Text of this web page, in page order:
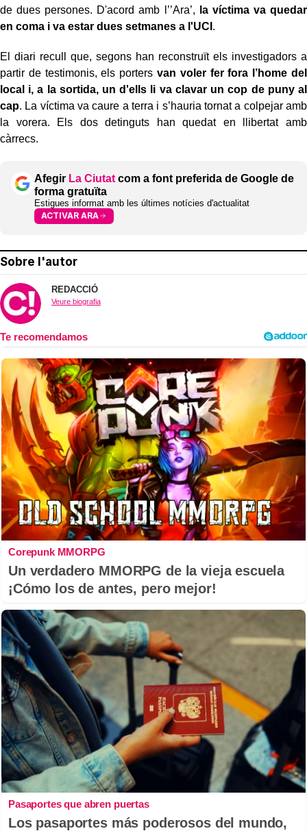
de dues persones. D'acord amb l’’Ara’,
la víctima va quedar
en coma i va estar dues setmanes a l'UCI .
El diari recull que, segons han reconstruït els investigadors a
partir de testimonis, els porters van voler fer fora l’home del
local i, a la sortida, un d'ells li va clavar un cop de puny al
cap. La víctima va caure a terra i s’hauria tornat a colpejar amb
la vorera. Els dos detinguts han quedat en llibertat amb
càrrecs.
Afegir La Ciutat com a font preferida de Google de
forma gratuïta
Estigues informat amb les últimes notícies d'actualitat
ACTIVAR ARA
Sobre l'autor
REDACCIÓ
Veure biografia
Corepunk MMORPG
Un verdadero MMORPG de la vieja escuela
¡Cómo los de antes, pero mejor!
Pasaportes que abren puertas
Los pasaportes más poderosos del mundo,